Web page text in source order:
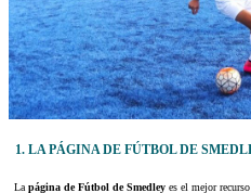
1. LA PÁGINA DE FÚTBOL DE
La página de Fútbol de Smedley es el mejor